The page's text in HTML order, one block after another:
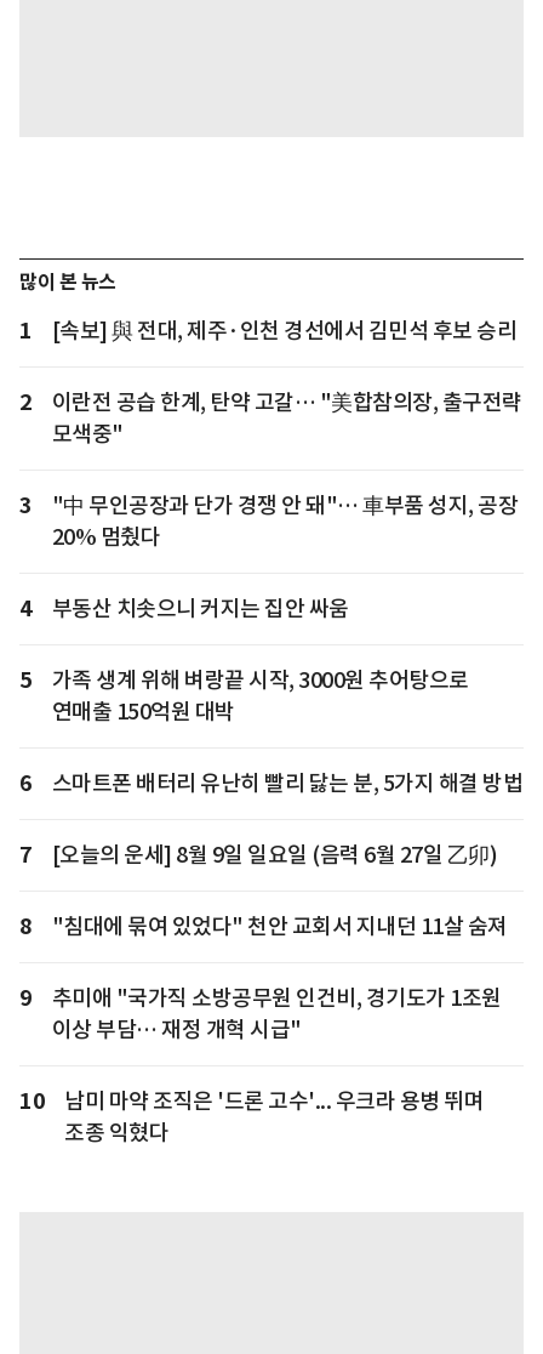
많이 본 뉴스
1 [속보] 與 전대, 제주·인천 경선에서 김민석 후보 승리
2
이란전 공습 한계, 탄약 고갈… "美합참의장, 출구전략
모색중"
3
"中 무인공장과 단가 경쟁 안 돼"… 車부품 성지, 공장
20% 멈췄다
4 부동산 치솟으니 커지는 집안 싸움
5
가족 생계 위해 벼랑끝 시작, 3000원 추어탕으로
연매출 150억원 대박
6 스마트폰 배터리 유난히 빨리 닳는 분, 5가지 해결 방법
7 [오늘의 운세] 8월 9일 일요일 (음력 6월 27일 乙卯)
8 "침대에 묶여 있었다" 천안 교회서 지내던 11살 숨져
9
추미애 "국가직 소방공무원 인건비, 경기도가 1조원
이상 부담… 재정 개혁 시급"
10
남미 마약 조직은 '드론 고수'... 우크라 용병 뛰며
조종 익혔다